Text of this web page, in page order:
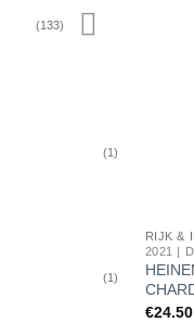
(133)
(1)
(1)
RIJK &
2021 |
€24.50